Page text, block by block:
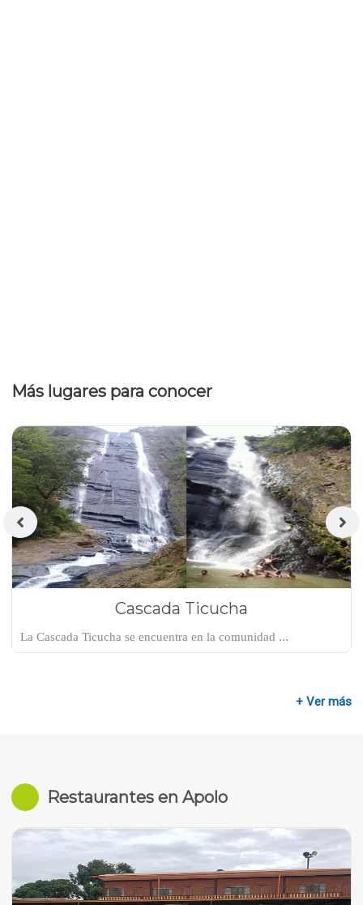
Más lugares para conocer
Cascada Ticucha
La Cascada Ticucha se encuentra en la comunidad ...
+ Ver más
Restaurantes en Apolo